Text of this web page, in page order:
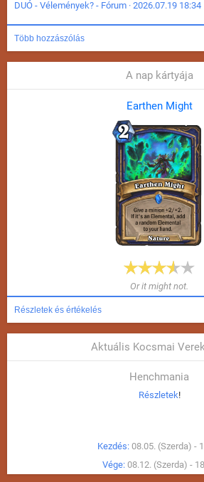
DUÓ - Vélemények? - Fórum · 2026.07.19 18:34
Több hozzászólás
A nap kártyája
Earthen Might
Or it might not.
Részletek és értékelés
Aktuális Kocsmai
Henchmania
Részletek!
Kezdés: 08.05. (Szerda) -
Vége: 08.12. (Szerda) -